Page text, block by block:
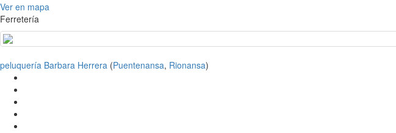
Ver en mapa
Ferretería
peluquería Barbara Herrera (Puentenansa, Rionansa)